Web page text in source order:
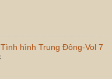
hình Trung Đông-Vol 7